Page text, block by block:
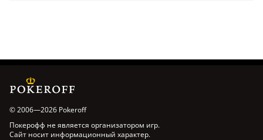
© 2006—2026 Pokeroff
Покерофф не является организатором игр.
Сайт носит информационный характер.